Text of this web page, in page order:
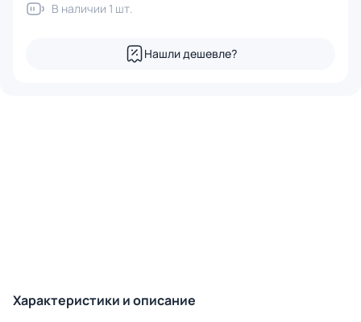
В наличии 1 шт.
Нашли дешевле?
Характеристики и описание